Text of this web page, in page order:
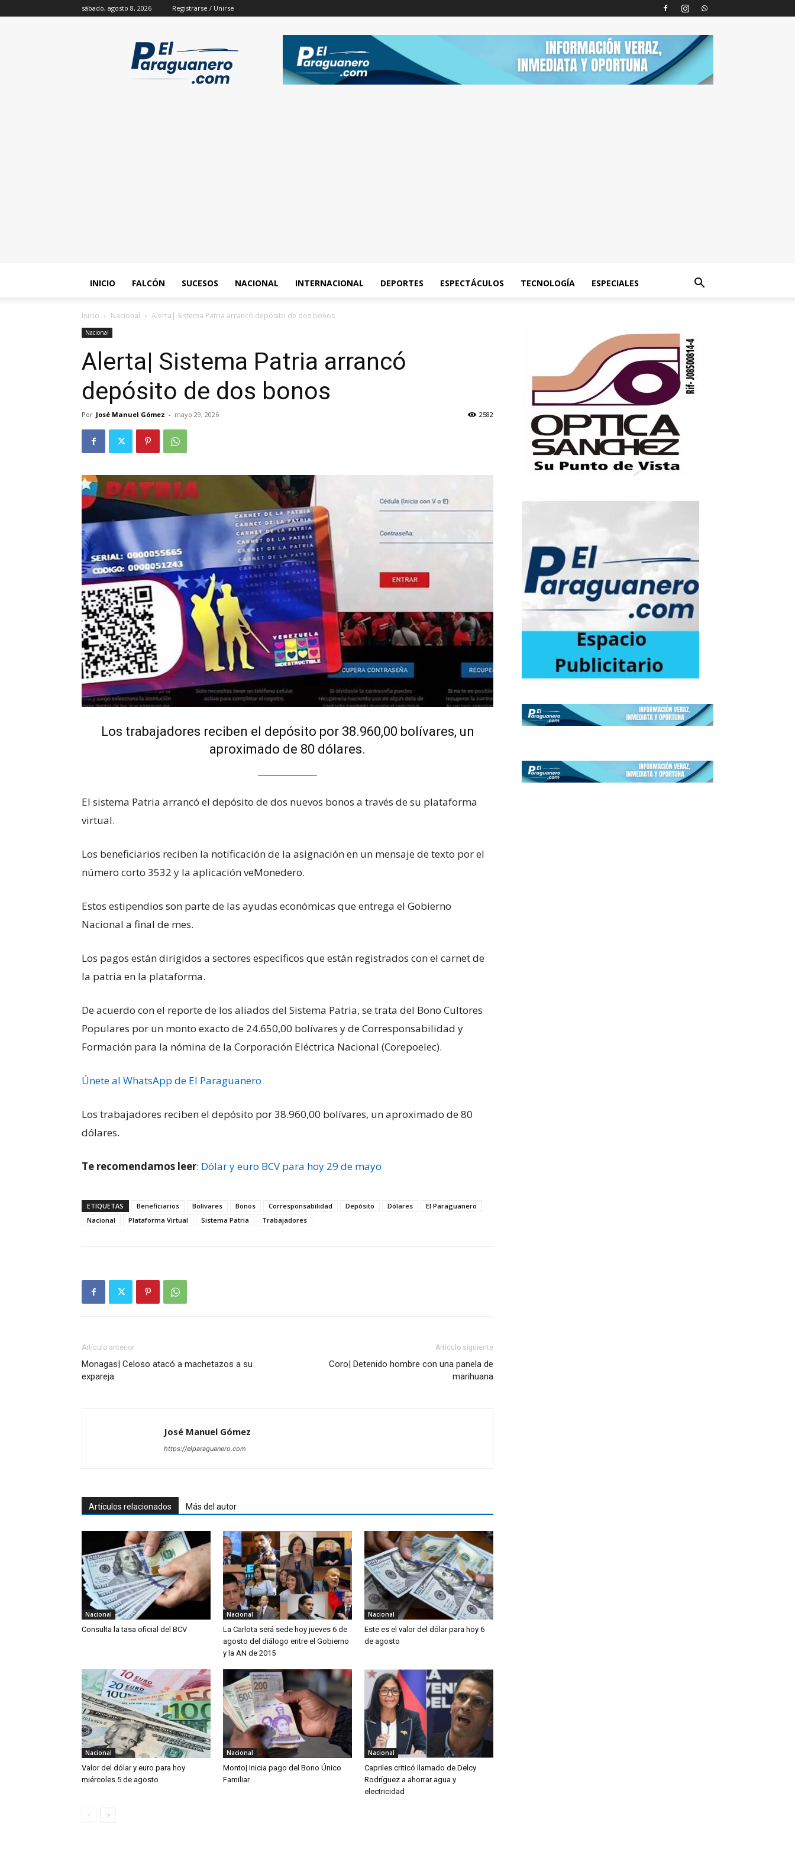
sábado, agosto 8, 2026 Registrarse / Unirse
INICIO FALCÓN SUCESOS NACIONAL INTERNACIONAL DEPORTES ESPECTÁCULOS TECNOLOGÍA ESPECIALES
Inicio Nacional Alerta| Sistema Patria arrancó depósito de dos bonos
Nacional
Alerta| Sistema Patria arrancó
depósito de dos bonos
Por José Manuel Gómez - mayo 29, 2026 2582
Los trabajadores reciben el depósito por 38.960,00 bolívares, un
aproximado de 80 dólares.
El sistema Patria arrancó el depósito de dos nuevos bonos a través de su plataforma
virtual.
Los beneficiarios reciben la notificación de la asignación en un mensaje de texto por el
número corto 3532 y la aplicación veMonedero.
Estos estipendios son parte de las ayudas económicas que entrega el Gobierno
Nacional a final de mes.
Los pagos están dirigidos a sectores específicos que están registrados con el carnet de
la patria en la plataforma.
De acuerdo con el reporte de los aliados del Sistema Patria, se trata del Bono Cultores
Populares por un monto exacto de 24.650,00 bolívares y de Corresponsabilidad y
Formación para la nómina de la Corporación Eléctrica Nacional (Corepoelec).
Únete al WhatsApp de El Paraguanero
Los trabajadores reciben el depósito por 38.960,00 bolívares, un aproximado de 80
dólares.
Te recomendamos leer: Dólar y euro BCV para hoy 29 de mayo
ETIQUETAS Beneficiarios Bolívares Bonos Corresponsabilidad Depósito Dólares
El Paraguanero
Nacional
Plataforma Virtual Sistema Patria Trabajadores
Artículo anterior
Monagas| Celoso atacó a machetazos a su
expareja
Artículo siguiente
Coro| Detenido hombre con una panela de
marihuana
José Manuel Gómez
https://elparaguanero.com
Artículos relacionados Más del autor
Nacional
Consulta la tasa oficial del BCV
Nacional
La Carlota será sede hoy jueves 6 de
agosto del diálogo entre el Gobierno
y la AN de 2015
Nacional
Este es el valor del dólar para hoy 6
de agosto
Nacional
Valor del dólar y euro para hoy
miércoles 5 de agosto
Nacional
Monto| Inicia pago del Bono Único
Familiar
Nacional
Capriles criticó llamado de Delcy
Rodríguez a ahorrar agua y
electricidad